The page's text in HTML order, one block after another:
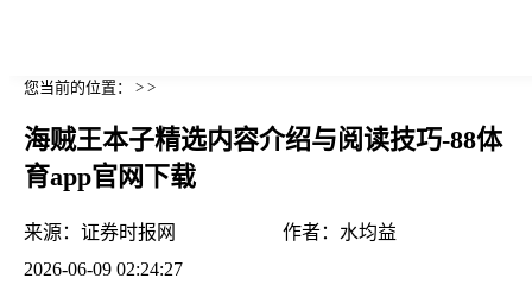
您当前的位置： > >
海贼王本子精选内容介绍与阅读技巧-88体
育app官网下载
来源： 证券时报网 作者： 水均益
2026-06-09 02:24:27